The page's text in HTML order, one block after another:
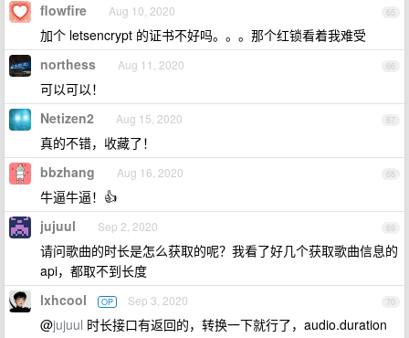
65
flowfire Aug 10, 2020
加个 letsencrypt 的证书不好吗。。。那个红锁看着我难受
66
northess Aug 11, 2020
可以可以！
67
Netizen2 Aug 15, 2020
真的不错，收藏了！
68
bbzhang Aug 16, 2020
牛逼牛逼！👍
69
jujuul Sep 2, 2020
请问歌曲的时长是怎么获取的呢？我看了好几个获取歌曲信息的
api，都取不到长度
70
lxhcool OP Sep 3, 2020
@jujuul 时长接口有返回的，转换一下就行了，audio.duration